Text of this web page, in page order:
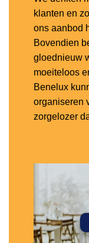
klanten en
ons aanbod
Bovendien
gloednieuw
moeiteloos
Benelux
organiseren
zorgelozer